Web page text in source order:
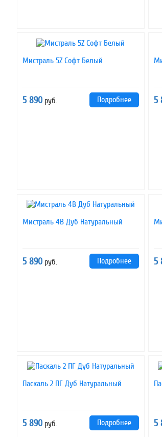
Мистраль 5Z Софт Белый
5 890 руб. Подробнее 5
Мистраль 4B Дуб Натуральный
5 890 руб. Подробнее 5
Паскаль 2 ПГ Дуб Натуральный
5 890 руб. Подробнее 5